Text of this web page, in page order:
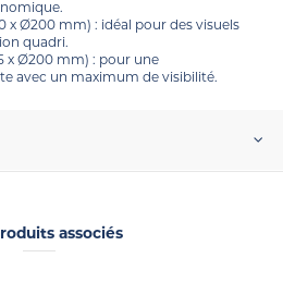
x Ø200 mm) : idéal pour des visuels
quadri.
x Ø200 mm) : pour une
avec un maximum de visibilité.
associés